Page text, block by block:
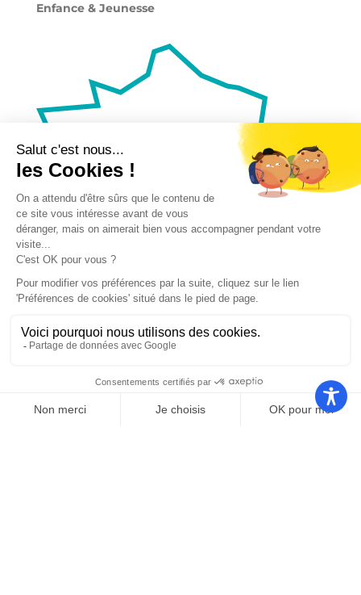
Enfance & Jeunesse
Nos autres sites